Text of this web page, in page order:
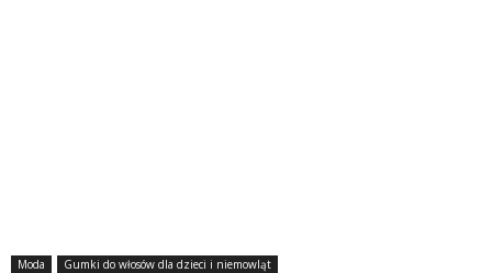
Moda Gumki do włosów dla dzieci i niemowląt